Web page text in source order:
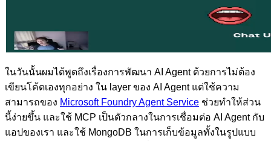
ในวันนั้นผมได้พูดถึงเรื่องการพัฒนา AI Agent ด้วยการไม่ต้อง
เขียนโค้ดเองทุกอย่าง ใน layer ของ AI Agent แต่ใช้ความ
สามารถของ Microsoft Foundry Agent Service ช่วยทำให้ส่วน
นี้ง่ายขึ้น และใช้ MCP เป็นตัวกลางในการเชื่อมต่อ AI Agent กับ
แอปของเรา และใช้ MongoDB ในการเก็บข้อมูลทั้งในรูปแบบ